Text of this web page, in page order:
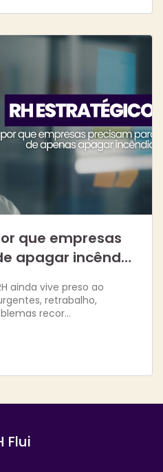
que empresas
apagar incênd…
ainda vive preso ao
retrabalho,
recor…
Flui